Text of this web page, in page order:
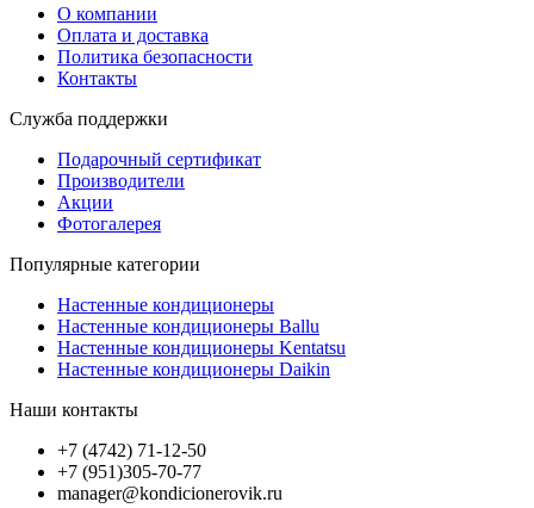
О компании
Оплата и доставка
Политика безопасности
Контакты
Служба поддержки
Подарочный сертификат
Производители
Акции
Фотогалерея
Популярные категории
Настенные кондиционеры
Настенные кондиционеры Ballu
Настенные кондиционеры Kentatsu
Настенные кондиционеры Daikin
Наши контакты
+7 (4742) 71-12-50
+7 (951)305-70-77
manager@kondicionerovik.ru